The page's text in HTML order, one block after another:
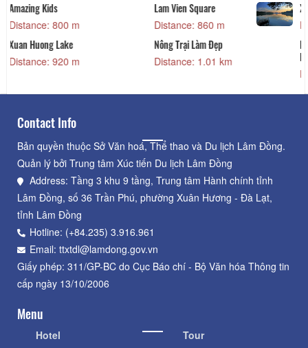
Distance: 1.02 km
Dalat Night Market
Distance: 1.12 km
Phim Trường 3D World
Dalat
Cable car Dalat
Distance: 1.25 km
Contact Info
Bản quyền thuộc Sở Văn hoá, Thể thao và Du lịch Lâm Đồng.
Quản lý bởi Trung tâm Xúc tiến Du lịch Lâm Đồng
Address: Tầng 3 khu 9 tầng, Trung tâm Hành chính tỉnh
Lâm Đồng, số 36 Trần Phú, phường Xuân Hương - Đà Lạt,
tỉnh Lâm Đồng
Hotline: (+84.235) 3.916.961
Email: ttxtdl@lamdong.gov.vn
Giấy phép: 311/GP-BC do Cục Báo chí - Bộ Văn hóa Thông tin
cấp ngày 13/10/2006
Menu